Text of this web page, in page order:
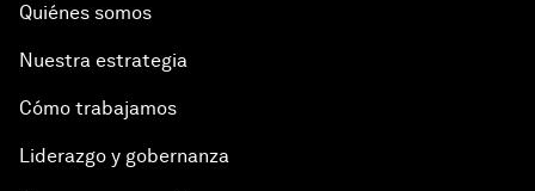
Quiénes somos
Nuestra estrategia
Cómo trabajamos
Liderazgo y gobernanza